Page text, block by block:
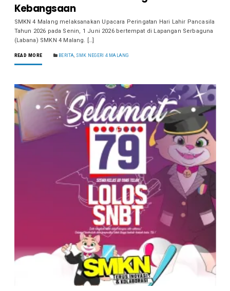
Kebangsaan
SMKN 4 Malang melaksanakan Upacara Peringatan Hari Lahir Pancasila
Tahun 2026 pada Senin, 1 Juni 2026 bertempat di Lapangan Serbaguna
(Labana) SMKN 4 Malang. […]
READ MORE BERITA SMK NEGERI 4 MALANG